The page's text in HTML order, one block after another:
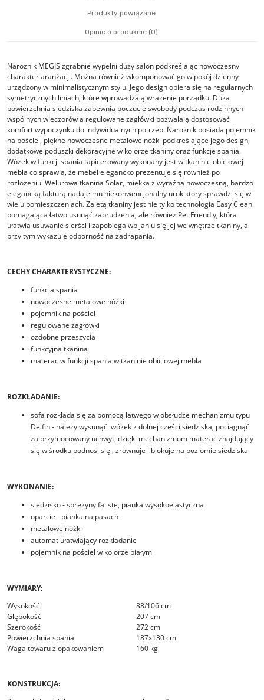
Produkty powiązane
Opinie o produkcie (0)
Narożnik MEGIS zgrabnie wypełni duży salon podkreślając nowoczesny
charakter aranżacji. Można również wkomponować go w pokój dzienny
urządzony w minimalistycznym stylu. Jego design opiera się na regularnych
symetrycznych liniach, które wprowadzają wrażenie porządku. Duża
powierzchnia siedziska zapewnia poczucie swobody podczas rodzinnych
wspólnych wieczorów a regulowane zagłówki pozwalają dostosować
komfort wypoczynku do indywidualnych potrzeb. Narożnik posiada pojemnik
na pościel, piękne nowoczesne metalowe nóżki podkreślające jego design,
dodatkowe poduszki dekoracyjne w kolorze tkaniny oraz funkcję spania.
Wózek w funkcji spania tapicerowany wykonany jest w tkaninie obiciowej
mebla co sprawia, że mebel elegancko prezentuje się również po
rozłożeniu. Welurowa tkanina Solar, miękka z wyraźną nowoczesną, bardzo
elegancką fakturą nadaje mu niekonwencjonalny urok który sprawdzi się w
wielu pomieszczeniach. Zaletą tkaniny jest nie tylko technologia Easy Clean
pomagająca łatwo usunąć zabrudzenia, ale również Pet Friendly, która
ułatwia usuwanie sierści i zapobiega wbijaniu się jej we wnętrze tkaniny, a
przy tym wykazuje odporność na zadrapania.
CECHY CHARAKTERYSTYCZNE:
funkcja spania
nowoczesne metalowe nóżki
pojemnik na pościel
regulowane zagłówki
ozdobne przeszycia
funkcyjna tkanina
materac w funkcji spania w tkaninie obiciowej mebla
ROZKŁADANIE:
sofa rozkłada się za pomocą łatwego w obsłudze mechanizmu typu
Delfin - należy wysunąć wózek z dolnej części siedziska, pociągnąć
za przymocowany uchwyt, dzięki mechanizmom materac znajdujący
się w środku podnosi się , zrównuje i blokuje na poziomie siedziska
WYKONANIE:
siedzisko - sprężyny faliste, pianka wysokoelastyczna
oparcie - pianka na pasach
metalowe nóżki
automat ułatwiający rozkładanie
pojemnik na pościel w kolorze białym
WYMIARY:
Wysokość
88/106 cm
Głębokość
207 cm
Szerokość
272 cm
Powierzchnia spania
187x130 cm
Waga towaru z opakowaniem
160 kg
KONSTRUKCJA: